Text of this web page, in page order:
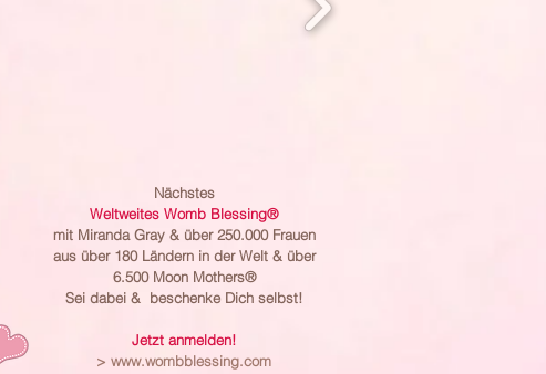
Nächstes
Weltweites Womb Blessing®
mit Miranda Gray & über 250.000 Frauen
aus über 180 Ländern in der Welt & über
6.500 Moon Mothers®
Sei dabei & beschenke Dich selbst!
Jetzt anmelden!
> www.wombblessing.com